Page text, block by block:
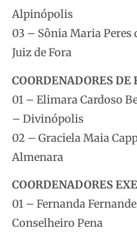
Alpinópolis
03 – Sônia Maria
Juiz de Fora
COORDENADORES DE
01 – Elimara Cardoso
– Divinópolis
02 – Graciela Maia
Almenara
COORDENADORES
01 – Fernanda
Conselheiro Pena